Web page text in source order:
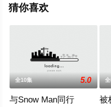
アメリ,Isomura,Ameri,花門
猜你喜欢
全10集 5.0
与Snow Man同行 被